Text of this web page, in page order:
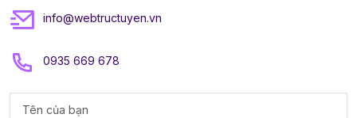
info@webtructuyen.vn
0935 669 678